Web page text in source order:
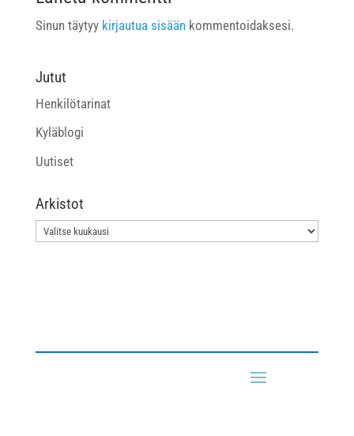
Sinun täytyy kirjautua sisäänkommentoidaksesi.
Jutut
Henkilötarinat
Kyläblogi
Uutiset
Arkistot
Arkistot